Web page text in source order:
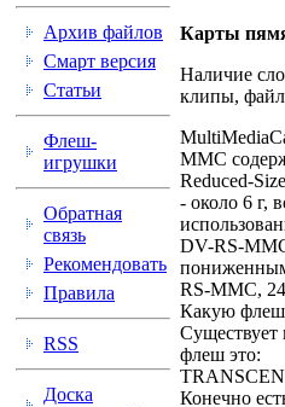
Архив файлов
Смарт версия
Статьи
Флеш-
игрушки
Обратная
связь
Рекомендовать
Правила
RSS
Доска
Карты
Наличие
клипы,
MMC
Reduced-
- около 6 г,
DV-RS-
пониженным
RS-MMC,
Какую флеш
Существует
флеш это:
Конечно